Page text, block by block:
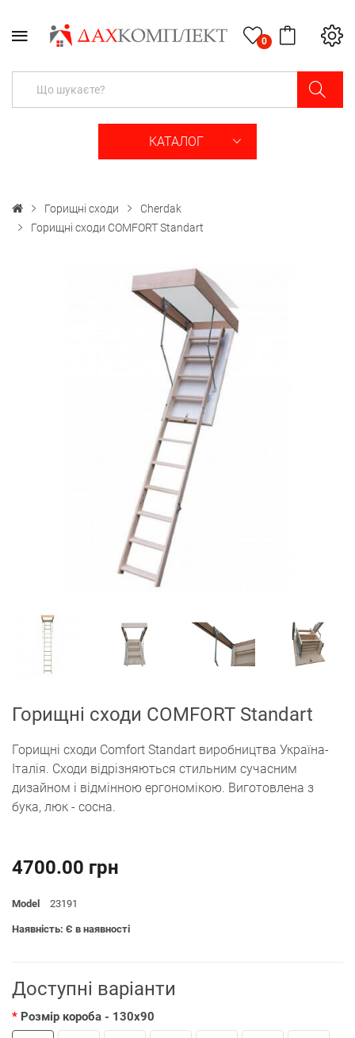
0
КАТАЛОГ
Горищні сходи
Cherdak
Горищні сходи СOMFORT Standart
Горищні сходи СOMFORT Standart
Горищні сходи Сomfort Standart виробництва Україна-
Італія. Сходи відрізняються стильним сучасним
дизайном і відмінною ергономікою. Виготовлена з
бука, люк - сосна.
4700.00 грн
Model 23191
Наявність: Є в наявності
Доступні варіанти
Розмір короба - 130x90